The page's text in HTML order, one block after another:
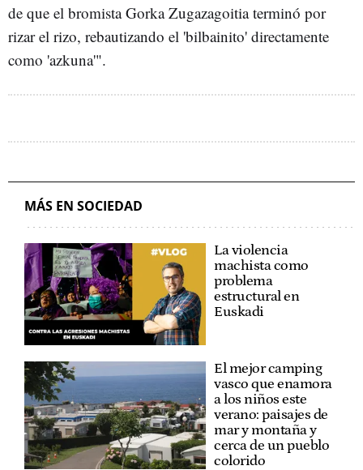
de que el bromista Gorka Zugazagoitia terminó por
rizar el rizo, rebautizando el 'bilbainito' directamente
como 'azkuna'".
MÁS EN SOCIEDAD
La violencia
machista como
problema
estructural en
Euskadi
El mejor camping
vasco que enamora
a los niños este
verano: paisajes de
mar y montaña y
cerca de un pueblo
colorido